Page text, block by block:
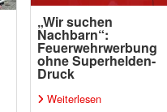
„Wir suchen
Nachbarn“:
Feuerwehrwerbung
ohne Superhelden-
Druck
Weiterlesen